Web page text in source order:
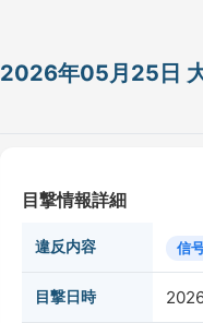
2026年05月25日
目撃情報詳細
違反内容 信
目撃日時